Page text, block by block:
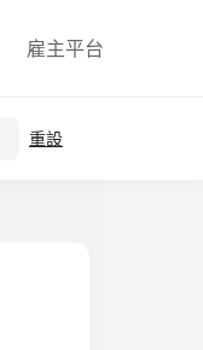
雇主平台
重設